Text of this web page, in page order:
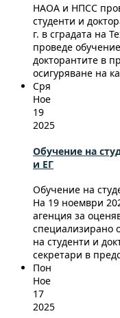
НАОА и НПСС
студенти и
г. в сградата на
проведе
докторантите в
осигуряване на
Сря
Ное
19
2025
Обучение на
и ЕГ
Обучение на
На 19 ноември
агенция за
специализирано
на студенти и
секретари в
Пон
Ное
17
2025